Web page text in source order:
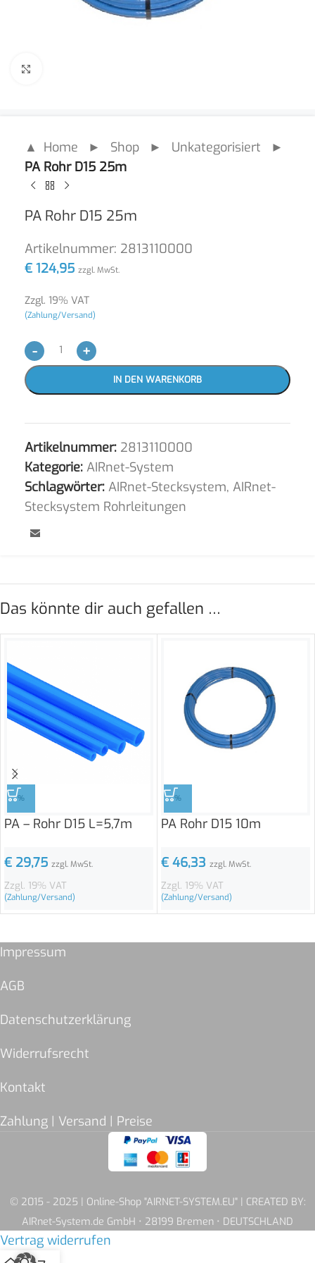
▲ Home ► Shop ► Unkategorisiert ►
PA Rohr D15 25m
PA Rohr D15 25m
Artikelnummer: 2813110000
€ 124,95 zzgl. MwSt.
Zzgl. 19% VAT
(Zahlung/Versand)
- +
IN DEN WARENKORB
Artikelnummer: 2813110000
Kategorie: AIRnet-System
Schlagwörter: AIRnet-Stecksystem, AIRnet-
Stecksystem Rohrleitungen
Das könnte dir auch gefallen …
%
PA – Rohr D15 L=5,7m
€ 29,75 zzgl. MwSt.
Zzgl. 19% VAT
(Zahlung/Versand)
%
PA Rohr D15 10m
€ 46,33 zzgl. MwSt.
Zzgl. 19% VAT
(Zahlung/Versand)
Impressum
AGB
Datenschutzerklärung
Widerrufsrecht
Kontakt
Zahlung | Versand | Preise
© 2015 - 2025 | Online-Shop "AIRNET-SYSTEM.EU" | CREATED BY:
AIRnet-System.de GmbH • 28199 Bremen • DEUTSCHLAND
Vertrag widerrufen